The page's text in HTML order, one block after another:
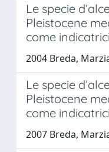
Le specie
Pleistocene
come
2004 Breda,
Le specie
Pleistocene
come
2007 Breda,